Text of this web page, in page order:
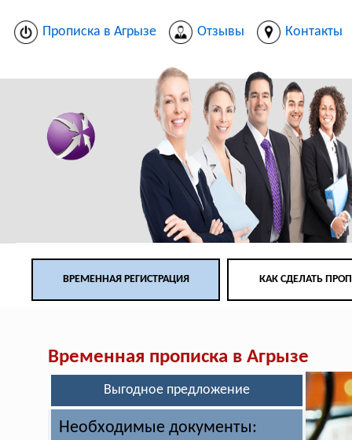
Прописка в Агрызе Отзывы Контакты
ВРЕМЕННАЯ РЕГИСТРАЦИЯ КАК СДЕЛАТЬ
Временная прописка в Агрызе
Выгодное предложение
Необходимые документы: